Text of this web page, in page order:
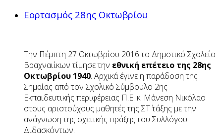
Εορτασμός 28ης Οκτωβρίου
Tην Πέμπτη 27 Οκτωβρίου 2016 το Δημοτικό Σχολείο
Βραχναιίκων τίμησε την εθνική επέτειο της 28ης
Οκτωβρίου 1940. Αρχικά έγινε η παράδοση της
Σημαίας από τον Σχολικό Σύμβουλο 2ης
Εκπαιδευτικής περιφέρειας Π.Ε. κ. Μάνεση Νικόλαο
στους αριστούχους μαθητές της ΣΤ΄ τάξης με την
ανάγνωση της σχετικής πράξης του Συλλόγου
Διδασκόντων.